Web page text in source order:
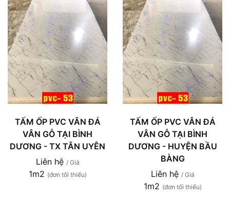
TẤM ỐP PVC VÂN ĐÁ
VÂN GỖ TẠI BÌNH
DƯƠNG - TX TÂN UYÊN
Liên hệ / Giá
1m2 (đơn tối thiểu)
TẤM ỐP PVC VÂN ĐÁ
VÂN GỖ TẠI BÌNH
DƯƠNG - HUYỆN BẦU
BÀNG
Liên hệ / Giá
1m2 (đơn tối thiểu)